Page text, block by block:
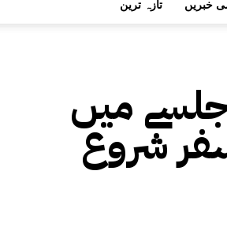
تازہ ترین خبریں
جلسے میں
شروع